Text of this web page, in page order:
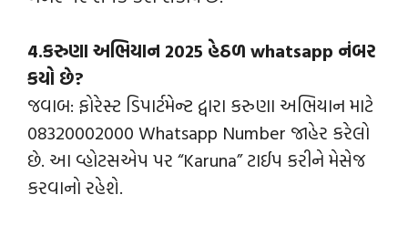
4.કરુણા અભિયાન 2025 હેઠળ whatsapp નંબર
કયો છે?
જવાબ: ફોરેસ્ટ ડિપાર્ટમેન્ટ દ્વારા કરુણા અભિયાન માટે
08320002000 Whatsapp Number જાહેર કરેલો
છે. આ વ્હોટસએપ પર “Karuna” ટાઈપ કરીને મેસેજ
કરવાનો રહેશે.